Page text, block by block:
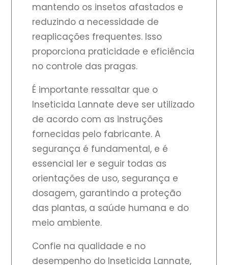
mantendo os insetos afastados e
reduzindo a necessidade de
reaplicações frequentes. Isso
proporciona praticidade e eficiência
no controle das pragas.
É importante ressaltar que o
Inseticida Lannate deve ser utilizado
de acordo com as instruções
fornecidas pelo fabricante. A
segurança é fundamental, e é
essencial ler e seguir todas as
orientações de uso, segurança e
dosagem, garantindo a proteção
das plantas, a saúde humana e do
meio ambiente.
Confie na qualidade e no
desempenho do Inseticida Lannate,